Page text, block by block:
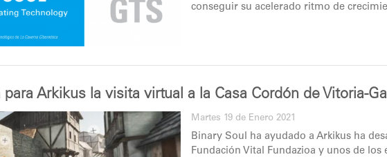
conseguir su acelerado ritmo de
Arkikus la visita virtual a la Casa Cordón de Vitoria-
Martes 19 de Enero 2021
Binary Soul ha ayudado a Arkikus ha
Fundación Vital Fundazioa y unos de